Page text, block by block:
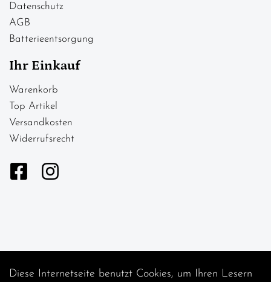
Datenschutz
AGB
Batterieentsorgung
Ihr Einkauf
Warenkorb
Top Artikel
Versandkosten
Widerrufsrecht
Diese Internetseite benutzt Cookies, um Ihren Lesern